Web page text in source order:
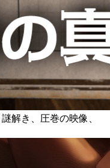
解き、圧巻の映像、